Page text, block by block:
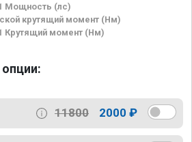
Мощность (лс)
крутящий момент (Нм)
Крутящий момент (Нм)
11800 2000 ₽